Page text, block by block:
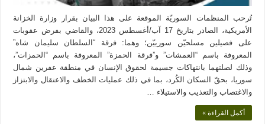
تُرحب المنظمات السوريّة الموقعة على هذا البيان بقرار وزارة الخزانة
الأمريكية، الصادر بتاريخ 17 آب/أغسطس 2023، والقاضي بفرض عقوبات
على فصيلين مسلحيّن سورييّن؛ وهما: فرقة “السلطان سليمان شاه”
المعروفة باسم “العمشات” و”فرقة الحمزة” المعروفة باسم “الحمزات”،
وذلك لصلتهما بانتهاكات جسيمة لحقوق الإنسان في منطقة عفرين شمال
سوريا، بحقّ السكان الكُرد، بما في ذلك عمليات الخطف والاعتقال والابتزاز
والاغتصاب والتعذيب والاستيلاء …
أكمل القراءة »